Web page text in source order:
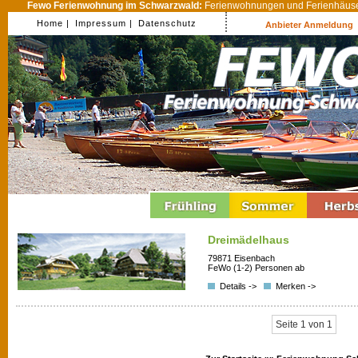
Fewo Ferienwohnung im Schwarzwald: Ferienwohnungen und
Home | Impressum | Datenschutz Anbieter Anmeldung
Dreimädelhaus
79871 Eisenbach
FeWo (1-2) Personen ab
Details ->
Merken ->
Seite 1 von 1